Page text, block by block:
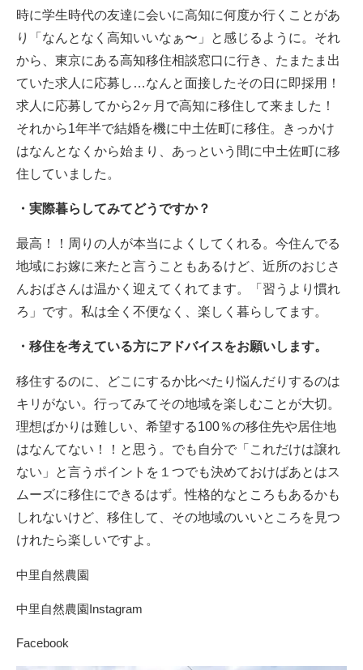
時に学生時代の友達に会いに高知に何度か行くことがあ
り「なんとなく高知いいなぁ〜」と感じるように。それ
から、東京にある高知移住相談窓口に行き、たまたま出
ていた求人に応募し…なんと面接したその日に即採用！
求人に応募してから2ヶ月で高知に移住して来ました！
それから1年半で結婚を機に中土佐町に移住。きっかけ
はなんとなくから始まり、あっという間に中土佐町に移
住していました。
・実際暮らしてみてどうですか？
最高！！周りの人が本当によくしてくれる。今住んでる
地域にお嫁に来たと言うこともあるけど、近所のおじさ
んおばさんは温かく迎えてくれてます。「習うより慣れ
ろ」です。私は全く不便なく、楽しく暮らしてます。
・移住を考えている方にアドバイスをお願いします。
移住するのに、どこにするか比べたり悩んだりするのは
キリがない。行ってみてその地域を楽しむことが大切。
理想ばかりは難しい、希望する100％の移住先や居住地
はなんてない！！と思う。でも自分で「これだけは譲れ
ない」と言うポイントを１つでも決めておけばあとはス
ムーズに移住にできるはず。性格的なところもあるかも
しれないけど、移住して、その地域のいいところを見つ
けれたら楽しいですよ。
中里自然農園
中里自然農園Instagram
Facebook